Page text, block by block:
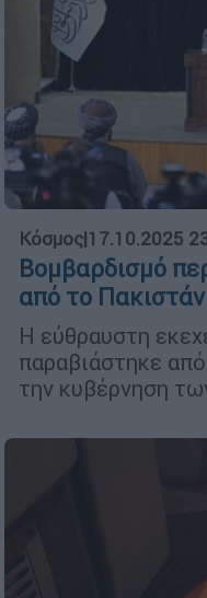
Κόσμος|17.10.2025
Βομβαρδισμό
από το
Η εύθραυστη
παραβιάστηκε
την κυβέρνηση